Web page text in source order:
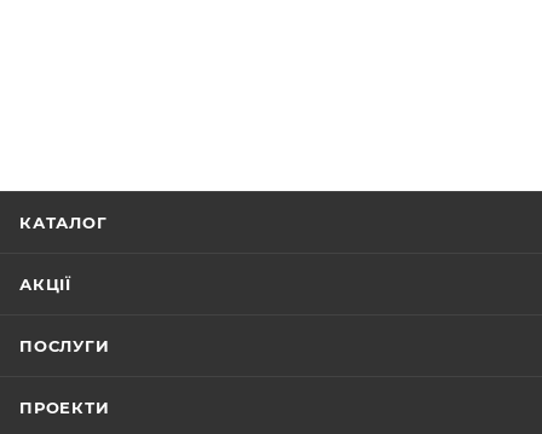
КАТАЛОГ
АКЦІЇ
ПОСЛУГИ
ПРОЕКТИ